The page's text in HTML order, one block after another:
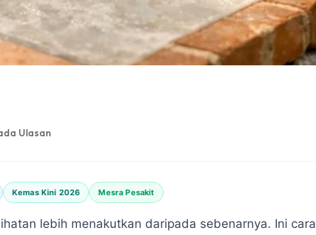
Ulasan
Kemas Kini 2026 Mesra Pesakit
lebih menakutkan daripada sebenarnya. Ini cara